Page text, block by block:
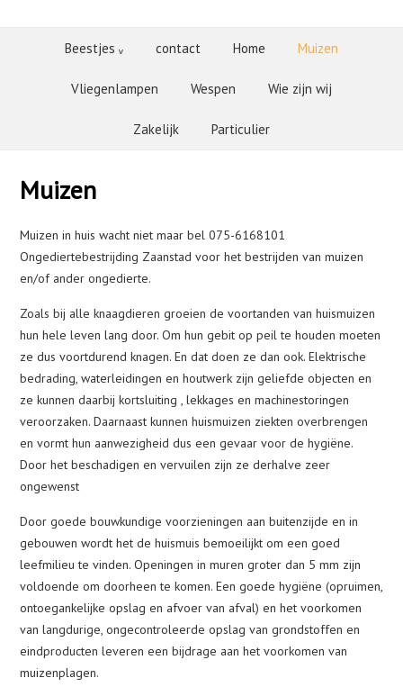
Beestjes ᵥ contact Home Muizen
Vliegenlampen Wespen Wie zijn wij
Zakelijk Particulier
Muizen
Muizen in huis wacht niet maar bel 075-6168101
Ongediertebestrijding Zaanstad voor het bestrijden van muizen
en/of ander ongedierte.
Zoals bij alle knaagdieren groeien de voortanden van huismuizen
hun hele leven lang door. Om hun gebit op peil te houden moeten
ze dus voortdurend knagen. En dat doen ze dan ook. Elektrische
bedrading, waterleidingen en houtwerk zijn geliefde objecten en
ze kunnen daarbij kortsluiting , lekkages en machinestoringen
veroorzaken. Daarnaast kunnen huismuizen ziekten overbrengen
en vormt hun aanwezigheid dus een gevaar voor de hygiëne.
Door het beschadigen en vervuilen zijn ze derhalve zeer
ongewenst
Door goede bouwkundige voorzieningen aan buitenzijde en in
gebouwen wordt het de huismuis bemoeilijkt om een goed
leefmilieu te vinden. Openingen in muren groter dan 5 mm zijn
voldoende om doorheen te komen. Een goede hygiëne (opruimen,
ontoegankelijke opslag en afvoer van afval) en het voorkomen
van langdurige, ongecontroleerde opslag van grondstoffen en
eindproducten leveren een bijdrage aan het voorkomen van
muizenplagen.